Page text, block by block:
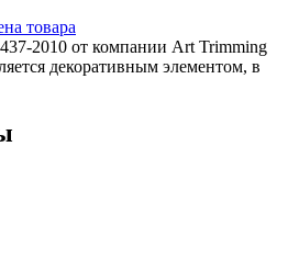
товара
2010 от компании Art Trimming
декоративным элементом, в